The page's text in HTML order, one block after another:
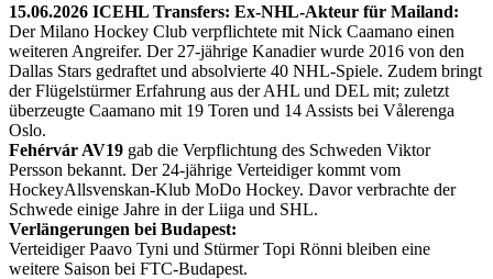
15.06.2026 ICEHL Transfers: Ex-NHL-Akteur für Mailand:
Der Milano Hockey Club verpflichtete mit Nick Caamano einen
weiteren Angreifer. Der 27-jährige Kanadier wurde 2016 von den
Dallas Stars gedraftet und absolvierte 40 NHL-Spiele. Zudem bringt
der Flügelstürmer Erfahrung aus der AHL und DEL mit; zuletzt
überzeugte Caamano mit 19 Toren und 14 Assists bei Vålerenga
Oslo.
Fehérvár AV19 gab die Verpflichtung des Schweden Viktor
Persson bekannt. Der 24-jährige Verteidiger kommt vom
HockeyAllsvenskan-Klub MoDo Hockey. Davor verbrachte der
Schwede einige Jahre in der Liiga und SHL.
Verlängerungen bei Budapest:
Verteidiger Paavo Tyni und Stürmer Topi Rönni bleiben eine
weitere Saison bei FTC-Budapest.